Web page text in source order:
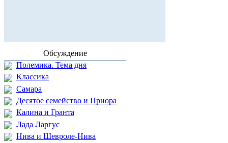
Обсуждение
Полемика. Тема дня
Классика
Самара
Десятое семейство и Приора
Калина и Гранта
Лада Ларгус
Нива и Шевроле-Нива